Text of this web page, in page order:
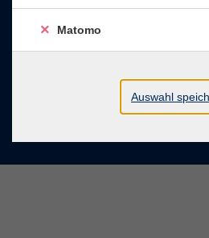
Tel: 09561 8825-0
Matomo
Auswahl